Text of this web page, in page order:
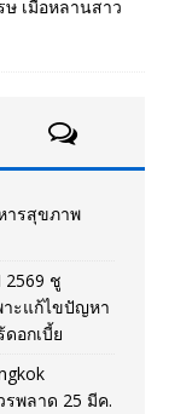
เมื่อหลานสาว
ารสุขภาพ
ชู
ะแก้ไขปัญหา
อกเบี้ย
พลาด 25 มีค.